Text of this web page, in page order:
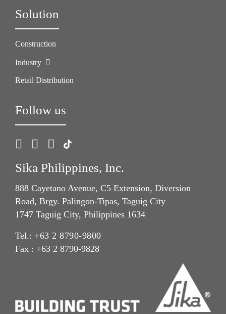
Solution
Construction
Industry
Retail Distribution
Follow us
Sika Philippines, Inc.
888 Cayetano Avenue, C5 Extension, Diversion
Road, Brgy. Palingon-Tipas, Taguig City
1747 Taguig City, Philippines 1634
Tel.: +63 2 8790-9800
Fax : +63 2 8790-9828